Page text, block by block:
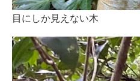
目にしか見えない木